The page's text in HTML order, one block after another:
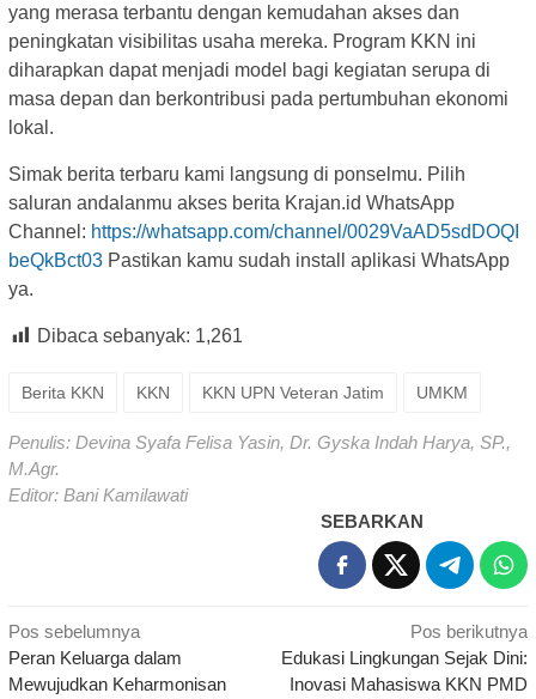
yang merasa terbantu dengan kemudahan akses dan
peningkatan visibilitas usaha mereka. Program KKN ini
diharapkan dapat menjadi model bagi kegiatan serupa di
masa depan dan berkontribusi pada pertumbuhan ekonomi
lokal.
Simak berita terbaru kami langsung di ponselmu. Pilih
saluran andalanmu akses berita Krajan.id WhatsApp
Channel: https://whatsapp.com/channel/0029VaAD5sdDOQI
beQkBct03 Pastikan kamu sudah install aplikasi WhatsApp
ya.
Dibaca sebanyak: 1,261
Berita KKN KKN KKN UPN Veteran Jatim UMKM
Penulis: Devina Syafa Felisa Yasin, Dr. Gyska Indah Harya, SP.,
M.Agr.
Editor: Bani Kamilawati
SEBARKAN
Navigasi
pos
Pos sebelumnya
Peran Keluarga dalam
Mewujudkan Keharmonisan
Pos berikutnya
Edukasi Lingkungan Sejak Dini:
Inovasi Mahasiswa KKN PMD